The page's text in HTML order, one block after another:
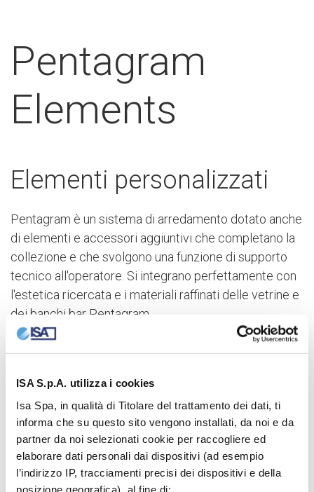
ISA S.p.A. utilizza i cookies
Isa Spa, in qualità di Titolare del trattamento dei dati, ti
informa che su questo sito vengono installati, da noi e da
partner da noi selezionati cookie per raccogliere ed
elaborare dati personali dai dispositivi (ad esempio
l’indirizzo IP, tracciamenti precisi dei dispositivi e della
posizione geografica), al fine di:
Pentagram
Elements
Elementi personalizzati
Pentagram è un sistema di arredamento dotato anche
di elementi e accessori aggiuntivi che completano la
collezione e che svolgono una funzione di supporto
tecnico all'operatore. Si integrano perfettamente con
l'estetica ricercata e i materiali raffinati delle vetrine e
dei banchi bar Pentagram.